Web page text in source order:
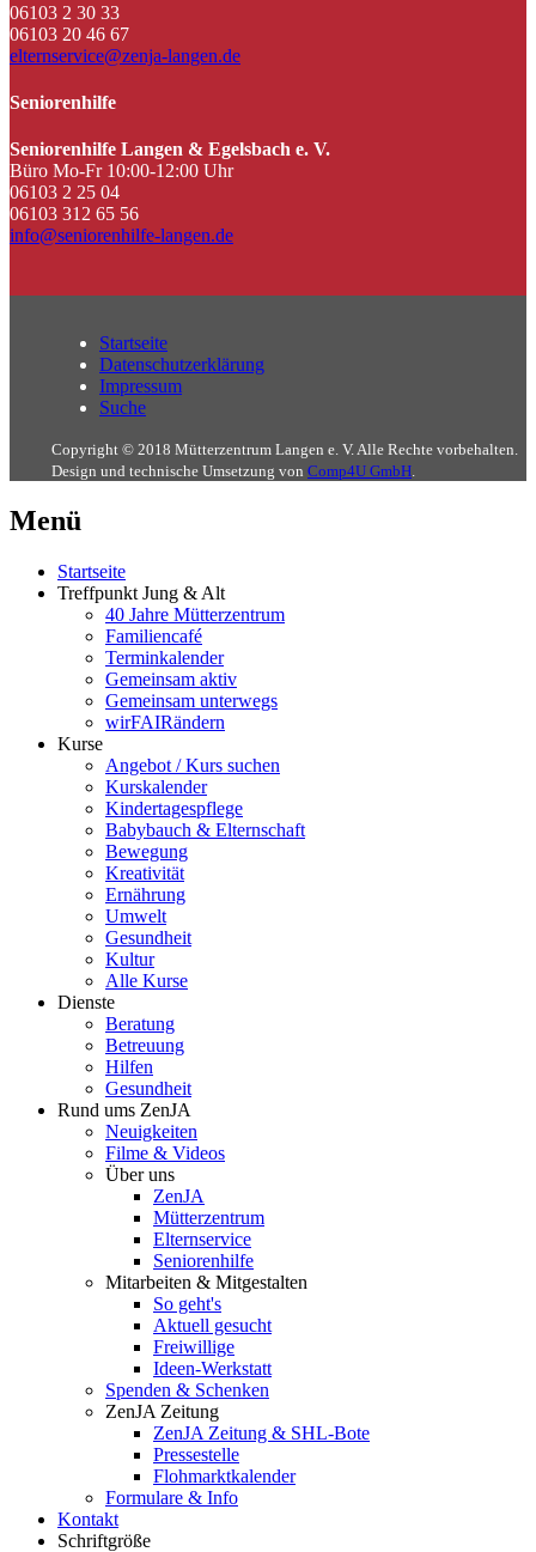
06103 2 30 33
06103 20 46 67
elternservice@zenja-langen.de
Seniorenhilfe
Seniorenhilfe Langen & Egelsbach e. V.
Büro Mo-Fr 10:00-12:00 Uhr
06103 2 25 04
06103 312 65 56
info@seniorenhilfe-langen.de
Startseite
Datenschutzerklärung
Impressum
Suche
Copyright © 2018 Mütterzentrum Langen e. V. Alle Rechte vorbehalten.
Design und technische Umsetzung von Comp4U GmbH.
Menü
Startseite
Treffpunkt Jung & Alt
40 Jahre Mütterzentrum
Familiencafé
Terminkalender
Gemeinsam aktiv
Gemeinsam unterwegs
wirFAIRändern
Kurse
Angebot / Kurs suchen
Kurskalender
Kindertagespflege
Babybauch & Elternschaft
Bewegung
Kreativität
Ernährung
Umwelt
Gesundheit
Kultur
Alle Kurse
Dienste
Beratung
Betreuung
Hilfen
Gesundheit
Rund ums ZenJA
Neuigkeiten
Filme & Videos
Über uns
ZenJA
Mütterzentrum
Elternservice
Seniorenhilfe
Mitarbeiten & Mitgestalten
So geht's
Aktuell gesucht
Freiwillige
Ideen-Werkstatt
Spenden & Schenken
ZenJA Zeitung
ZenJA Zeitung & SHL-Bote
Pressestelle
Flohmarktkalender
Formulare & Info
Kontakt
Schriftgröße